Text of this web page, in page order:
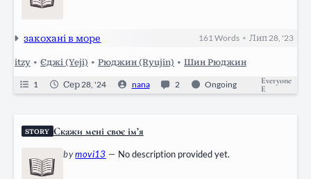
закохані в море 161 Words • Лип 28, '23
itzy • Єджі (Yeji) • Рюджин (Ryujin) • Шин Рюджин
1 Сер 28, '24 nana 2 Ongoing
Everyone
E
STORY Скажи мені своє ім’я
bymovi13 — No description provided yet.